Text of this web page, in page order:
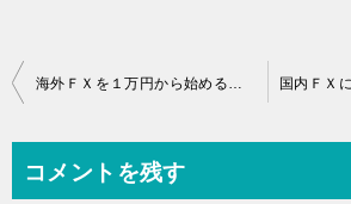
投
ビ
海外ＦＸを１万円から始める場合のＦＸ会社と成功方法
コメントを残す